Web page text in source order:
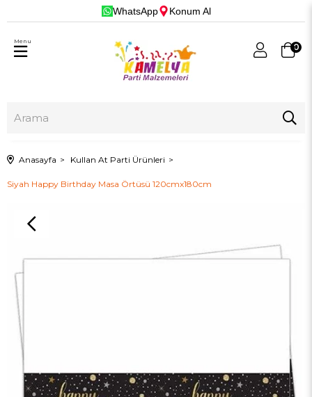
WhatsApp Konum Al
0
Menu
Anasayfa Kullan At Parti Ürünleri
Siyah Happy Birthday Masa Örtüsü 120cmx180cm